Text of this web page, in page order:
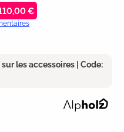
€
les accessoires | Code: